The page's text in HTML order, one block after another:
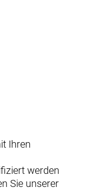
Ihren
werden
Sie unserer